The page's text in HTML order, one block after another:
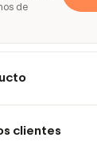
de
clientes